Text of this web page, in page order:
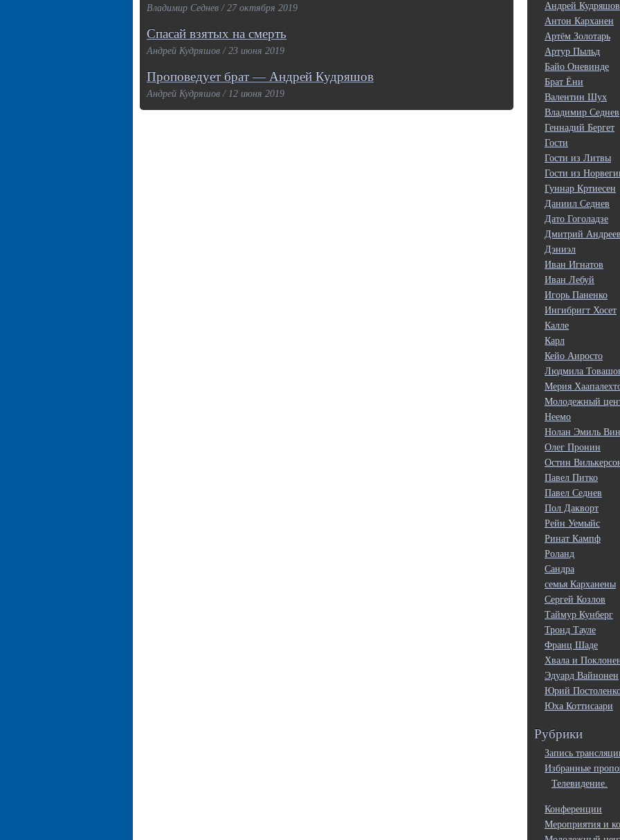
Владимир Седнев / 27 октября 2019
Спасай взятых на смерть
Андрей Кудряшов / 23 июня 2019
Проповедует брат — Андрей Кудряшов
Андрей Кудряшов / 12 июня 2019
Андрей Кудряшов
Антон Карханен
Артём Золотарь
Артур Пыльд
Байо Оневинде
Брат Ёни
Валентин Шух
Владимир Седнев
Геннадий Бергет
Гости
Гости из Литвы
Гости из
Гуннар Кртиесен
Даниил Седнев
Дато Гоголадзе
Дмитрий Андреев
Дэниэл
Иван Игнатов
Иван Лебуй
Игорь Паненко
Ингибригт Хосет
Калле
Карл
Кейо Аиросто
Людмила
Мерия
Молодежный
Неемо
Нолан Эмиль
Олег Пронин
Остин
Павел Питко
Павел Седнев
Пол Дакворт
Рейн Уемыйс
Ринат Кампф
Роланд
Сандра
семья Карханены
Сергей Козлов
Таймур Кунберг
Тронд Тауле
Франц Шаде
Хвала и
Эдуард Вайнонен
Юрий
Юха Коттисаари
Рубрики
Запись
Избранные
Телевидение.
Конференции
Мероприятия и